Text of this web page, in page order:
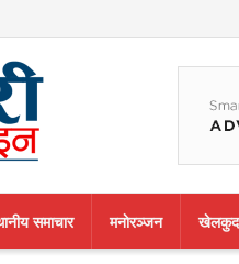
समाचार मनाेरञ्जन खेलकुद